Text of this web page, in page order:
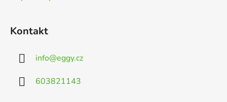
Kontakt
info@eggy.cz
603821143